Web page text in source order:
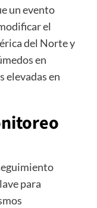
un evento
el
del Norte y
en
elevadas en
para